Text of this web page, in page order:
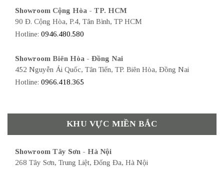
Showroom Cộng Hòa - TP. HCM
90 Đ. Cộng Hòa, P.4, Tân Bình, TP HCM
Hotline: 0946.480.580
Showroom Biên Hòa - Đồng Nai
452 Nguyễn Ái Quốc, Tân Tiến, TP. Biên Hòa, Đồng Nai
Hotline: 0966.418.365
KHU VỰC MIỀN BẮC
Showroom Tây Sơn - Hà Nội
268 Tây Sơn, Trung Liệt, Đống Đa, Hà Nội